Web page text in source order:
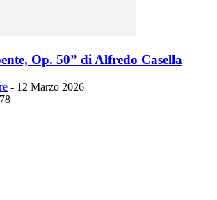
Op. 50” di Alfredo Casella
- 12 Marzo 2026